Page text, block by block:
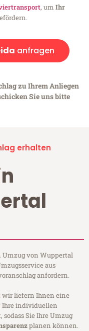
, um Ihr
anfragen
zu Ihrem Anliegen
Sie uns bitte
erhalten
von Wuppertal
aus
anfordern.
wir liefern Ihnen eine
Ihre individuellen
Sie Ihre Umzug
planen können.